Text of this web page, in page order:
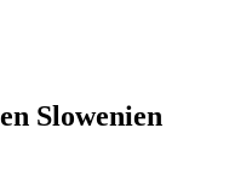
Slowenien